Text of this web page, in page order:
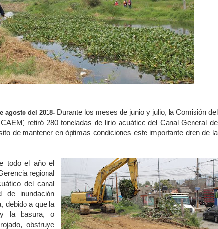
agosto del 2018- Durante los meses de junio y julio, la Comisión del
retiró 280 toneladas de lirio acuático del Canal General de
de mantener en óptimas condiciones este importante dren de la
todo el año el
regional
del canal
de inundación
debido a que la
la basura, o
obstruye